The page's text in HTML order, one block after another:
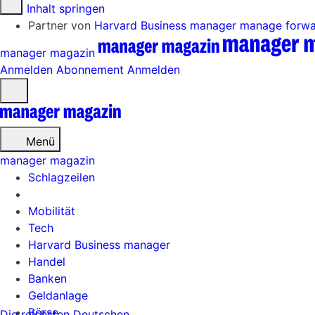
Zum Inhalt springen
Partner von Harvard Business manager manage
manager magazin
Anmelden Abonnement Anmelden
öffnen
Menü
Schlagzeilen
Mobilität
Tech
Harvard Business manager
Handel
Banken
Geldanlage
Börse
manager magazin